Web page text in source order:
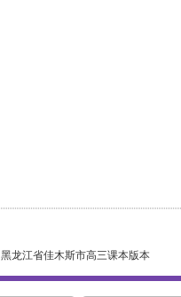
黑龙江省佳木斯市高三课本版本